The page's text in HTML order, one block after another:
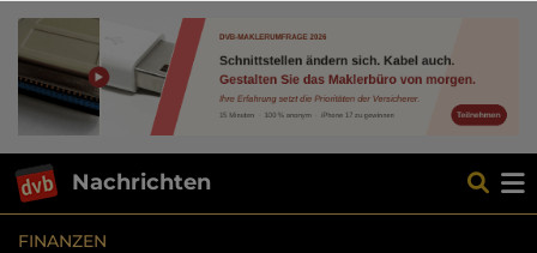
Nachrichten
FINANZEN